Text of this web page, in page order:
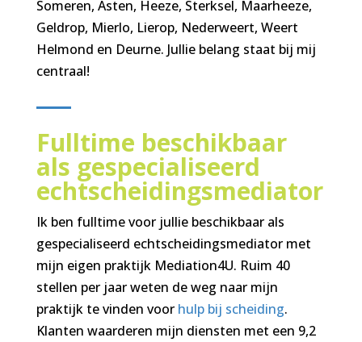
Someren, Asten, Heeze, Sterksel, Maarheeze,
Geldrop, Mierlo, Lierop, Nederweert, Weert
Helmond en Deurne. Jullie belang staat bij mij
centraal!
Fulltime beschikbaar
als gespecialiseerd
echtscheidingsmediator
Ik ben fulltime voor jullie beschikbaar als
gespecialiseerd echtscheidingsmediator met
mijn eigen praktijk Mediation4U. Ruim 40
stellen per jaar weten de weg naar mijn
praktijk te vinden voor hulp bij scheiding.
Klanten waarderen mijn diensten met een 9,2